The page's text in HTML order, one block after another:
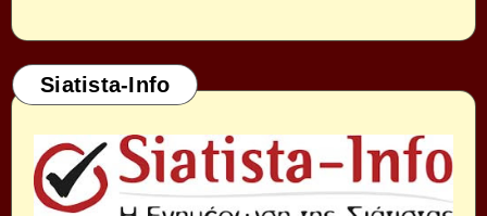
Siatista-Info